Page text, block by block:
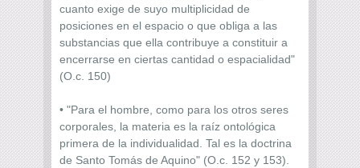
cuanto exige de suyo multiplicidad de
posiciones en el espacio o que obliga a las
substancias que ella contribuye a constituir a
encerrarse en ciertas cantidad o espacialidad"
(O.c. 150)
• "Para el hombre, como para los otros seres
corporales, la materia es la raíz ontológica
primera de la individualidad. Tal es la doctrina
de Santo Tomás de Aquino" (O.c. 152 y 153).